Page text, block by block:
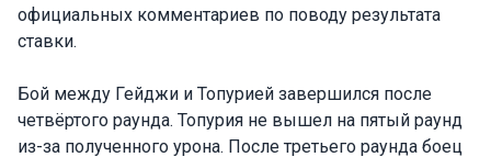
официальных комментариев по поводу результата
ставки.
Бой между Гейджи и Топурией завершился после
четвёртого раунда. Топурия не вышел на пятый раунд
из-за полученного урона. После третьего раунда боец